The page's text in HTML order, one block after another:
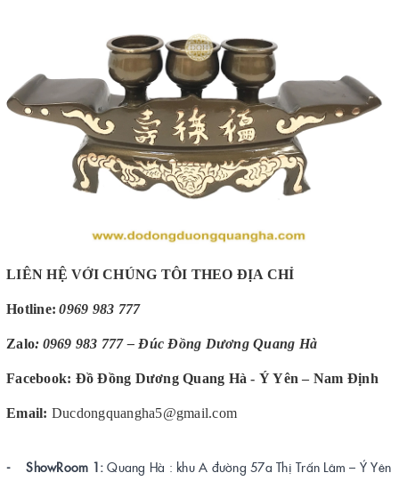
LIÊN HỆ VỚI CHÚNG TÔI THEO ĐỊA CHỈ
Hotline: 0969 983 777
Zalo: 0969 983 777 – Đúc Đồng Dương Quang Hà
Facebook: Đồ Đồng Dương Quang Hà - Ý Yên – Nam Định
Email: Ducdongquangha5@gmail.com
- ShowRoom 1: Quang Hà : khu A đường 57a Thị Trấn Lâm – Ý Yên